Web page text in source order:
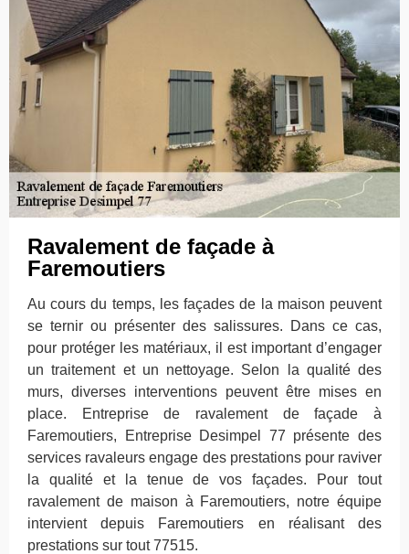
Ravalement de façade à
Faremoutiers
Au cours du temps, les façades de la maison peuvent
se ternir ou présenter des salissures. Dans ce cas,
pour protéger les matériaux, il est important d’engager
un traitement et un nettoyage. Selon la qualité des
murs, diverses interventions peuvent être mises en
place. Entreprise de ravalement de façade à
Faremoutiers, Entreprise Desimpel 77 présente des
services ravaleurs engage des prestations pour raviver
la qualité et la tenue de vos façades. Pour tout
ravalement de maison à Faremoutiers, notre équipe
intervient depuis Faremoutiers en réalisant des
prestations sur tout 77515.